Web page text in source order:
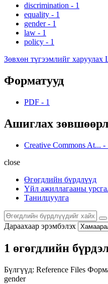
discrimination - 1
equality - 1
gender - 1
law - 1
policy - 1
Зөвхөн түгээмлийг
Форматууд
PDF - 1
Ашиглах
Creative Commons At... -
close
Өгөгдлийн бүрдлүүд
Үйл ажиллагааны
Танилцуулга
Дараахаар эрэмбэлэх
1 өгөгдлийн
Бүлгүүд: Reference Files
gender